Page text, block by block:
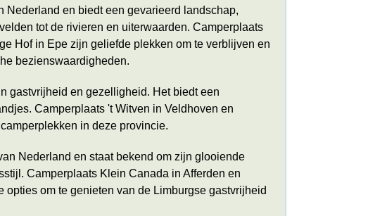
en biedt een gevarieerd landschap,
tot de rivieren en uiterwaarden. Camperplaats
Hof in Epe zijn geliefde plekken om te verblijven en
bezienswaardigheden.
gastvrijheid en gezelligheid. Het biedt een
Camperplaats 't Witven in Veldhoven en
in deze provincie.
Nederland en staat bekend om zijn glooiende
Camperplaats Klein Canada in Afferden en
om te genieten van de Limburgse gastvrijheid